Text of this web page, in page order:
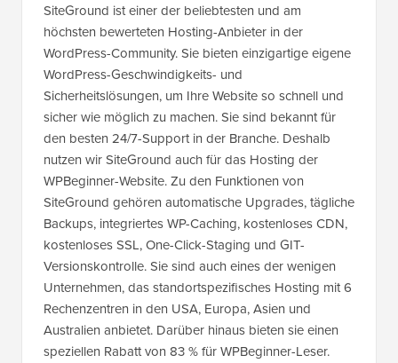
SiteGround ist einer der beliebtesten und am
höchsten bewerteten Hosting-Anbieter in der
WordPress-Community. Sie bieten einzigartige eigene
WordPress-Geschwindigkeits- und
Sicherheitslösungen, um Ihre Website so schnell und
sicher wie möglich zu machen. Sie sind bekannt für
den besten 24/7-Support in der Branche. Deshalb
nutzen wir SiteGround auch für das Hosting der
WPBeginner-Website. Zu den Funktionen von
SiteGround gehören automatische Upgrades, tägliche
Backups, integriertes WP-Caching, kostenloses CDN,
kostenloses SSL, One-Click-Staging und GIT-
Versionskontrolle. Sie sind auch eines der wenigen
Unternehmen, das standortspezifisches Hosting mit 6
Rechenzentren in den USA, Europa, Asien und
Australien anbietet. Darüber hinaus bieten sie einen
speziellen Rabatt von 83 % für WPBeginner-Leser.